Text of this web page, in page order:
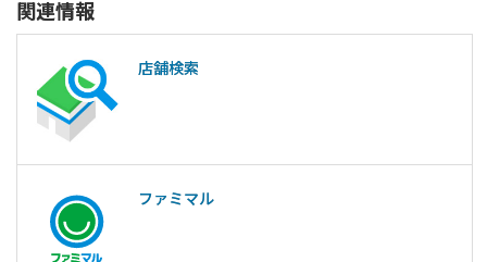
関連情報
店舗検索
ファミマル